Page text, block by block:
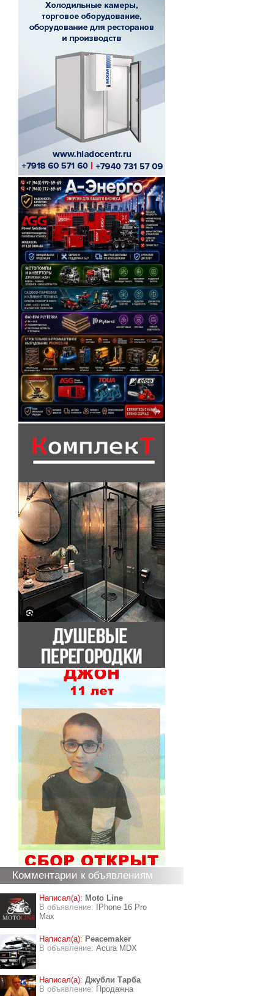
Комментарии к объявлениям
Написал(а): Moto Line
В объявление:
IPhone 16 Pro
Max
Написал(а): Peacemaker
В объявление: Acura MDX
Написал(а): Джубли Тарба
В объявление: Продажна